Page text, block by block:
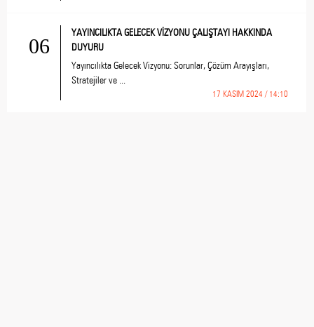
06
YAYINCILIKTA GELECEK VİZYONU ÇALIŞTAYI HAKKINDA
DUYURU
Yayıncılıkta Gelecek Vizyonu: Sorunlar, Çözüm Arayışları,
Stratejiler ve ...
17 KASIM 2024 / 14:10